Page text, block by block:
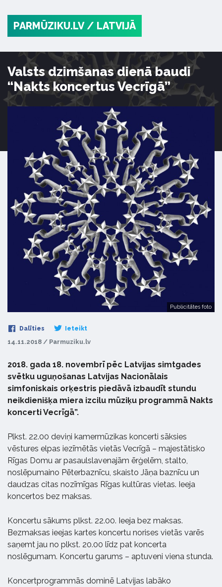
PARMŪZIKU.LV / LATVIJĀ
Valsts dzimšanas dienā baudi
“Nakts koncertus Vecrīgā”
Publicitātes foto
Dalīties Ieteikt
14.11.2018 / Parmuziku.lv
2018. gada 18. novembrī pēc Latvijas simtgades
svētku uguņošanas Latvijas Nacionālais
simfoniskais orķestris piedāvā izbaudīt stundu
neikdienišķa miera izcilu mūziķu programmā Nakts
koncerti Vecrīgā”.
Plkst. 22.00 deviņi kamermūzikas koncerti sāksies
vēstures elpas iezīmētās vietās Vecrīgā – majestātisko
Rīgas Domu ar pasaulslavenajām ērģelēm, stalto,
noslēpumaino Pēterbaznīcu, skaisto Jāņa baznīcu un
daudzas citas nozīmīgas Rīgas kultūras vietas. Ieeja
koncertos bez maksas.
Koncertu sākums plkst. 22.00. Ieeja bez maksas.
Bezmaksas ieejas kartes koncertu norises vietās varēs
saņemt jau no plkst. 20.00 līdz pat koncerta
noslēgumam. Koncertu garums – aptuveni viena stunda.
Koncertprogrammās dominē Latvijas labāko